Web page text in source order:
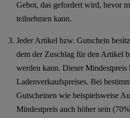
Gebot, das gefordert wird, bevor
teilnehmen kann.
Jeder Artikel bzw. Gutschein
dem der Zuschlag für den Artikel
werden kann. Dieser Mindestpreis
Ladenverkaufspreises. Bei
Gutscheinen wie beispielsweise
Mindestpreis auch höher sein